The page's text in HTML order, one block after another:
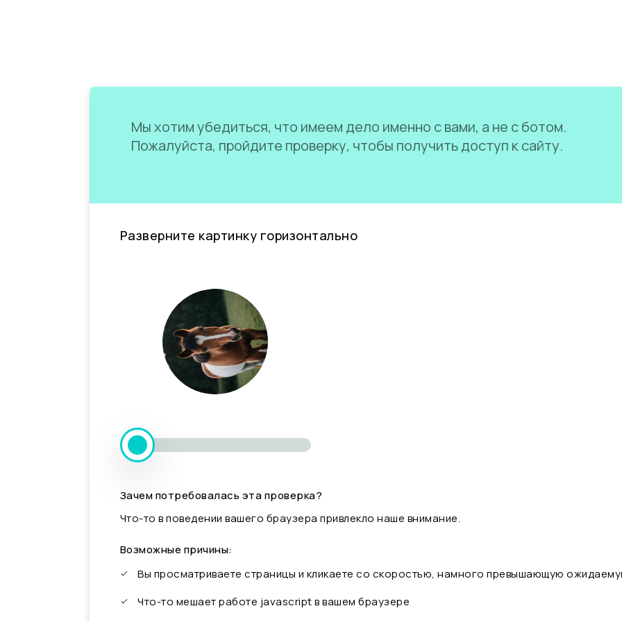
Мы хотим убедиться, что имеем дело именно с вами, а не с ботом.
Пожалуйста, пройдите проверку, чтобы получить доступ к сайту.
Разверните картинку горизонтально
Зачем потребовалась эта проверка?
Что-то в поведении вашего браузера привлекло наше внимание.
Возможные причины:
Вы просматриваете страницы и кликаете со скоростью, намного превышающую
Что-то мешает работе javascript в вашем браузере